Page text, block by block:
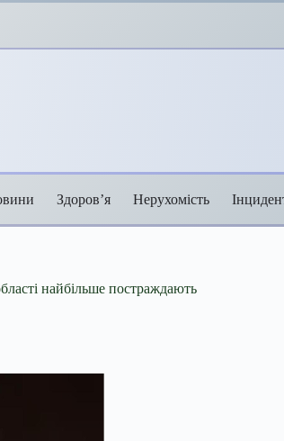
Здоров’я Нерухомість
найбільше постраждають